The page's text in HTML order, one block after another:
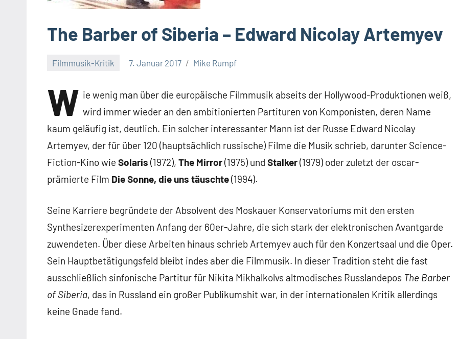
The Barber of Siberia – Edward Nicolay Artemyev
Filmmusik-Kritik 7. Januar 2017 Mike Rumpf
W ie wenig man über die europäische Filmmusik abseits der Hollywood-Produktionen weiß,
wird immer wieder an den ambitionierten Partituren von Komponisten, deren Name
kaum geläufig ist, deutlich. Ein solcher interessanter Mann ist der Russe Edward Nicolay
Artemyev, der für über 120 (hauptsächlich russische) Filme die Musik schrieb, darunter Science-
Fiction-Kino wie Solaris (1972), The Mirror(1975) und Stalker(1979) oder zuletzt der oscar-
prämierte Film Die Sonne, die uns täuschte(1994).
Seine Karriere begründete der Absolvent des Moskauer Konservatoriums mit den ersten
Synthesizerexperimenten Anfang der 60er-Jahre, die sich stark der elektronischen Avantgarde
zuwendeten. Über diese Arbeiten hinaus schrieb Artemyev auch für den Konzertsaal und die Oper.
Sein Hauptbetätigungsfeld bleibt indes aber die Filmmusik. In dieser Tradition steht die fast
ausschließlich sinfonische Partitur für Nikita Mikhalkolvs altmodisches Russlandepos The Barber
of Siberia, das in Russland ein großer Publikumshit war, in der internationalen Kritik allerdings
keine Gnade fand.